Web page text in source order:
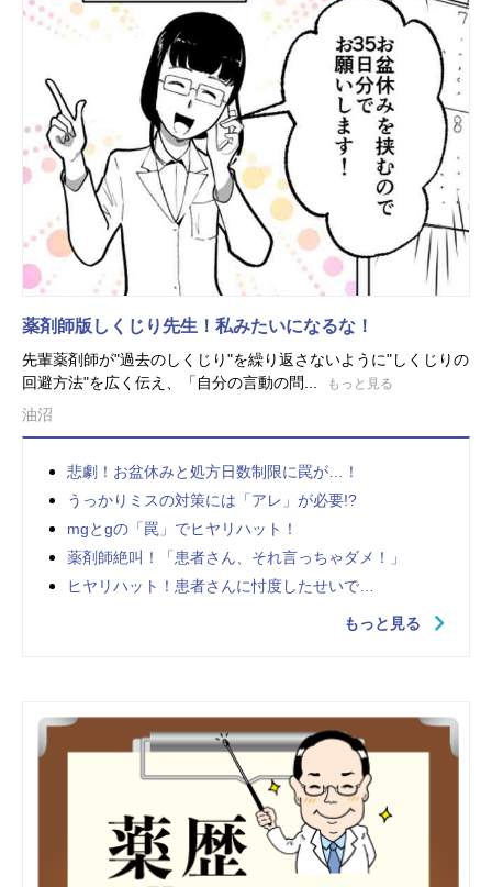
薬剤師版しくじり先生！私みたいになるな！
先輩薬剤師が"過去のしくじり"を繰り返さないように"しくじりの
回避方法"を広く伝え、「自分の言動の問...
もっと見る
油沼
悲劇！お盆休みと処方日数制限に罠が…！
うっかりミスの対策には「アレ」が必要!?
mgとgの「罠」でヒヤリハット！
薬剤師絶叫！「患者さん、それ言っちゃダメ！」
ヒヤリハット！患者さんに忖度したせいで…
もっと見る